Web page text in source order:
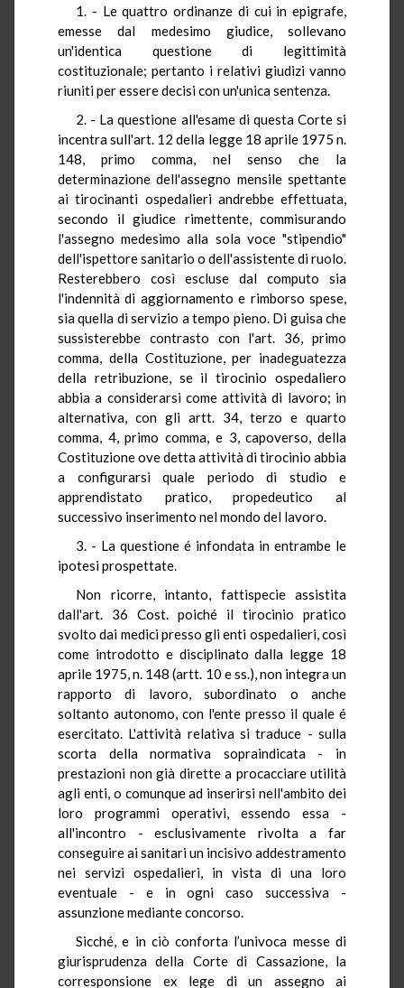
1. - Le quattro ordinanze di cui in epigrafe,
emesse dal medesimo giudice, sollevano
un'identica questione di legittimità
costituzionale; pertanto i relativi giudizi vanno
riuniti per essere decisi con un'unica sentenza.
2. - La questione all'esame di questa Corte si
incentra sull'art. 12 della legge 18 aprile 1975 n.
148, primo comma, nel senso che la
determinazione dell'assegno mensile spettante
ai tirocinanti ospedalieri andrebbe effettuata,
secondo il giudice rimettente, commisurando
l'assegno medesimo alla sola voce "stipendio"
dell'ispettore sanitario o dell'assistente di ruolo.
Resterebbero così escluse dal computo sia
l'indennità di aggiornamento e rimborso spese,
sia quella di servizio a tempo pieno. Di guisa che
sussisterebbe contrasto con l'art. 36, primo
comma, della Costituzione, per inadeguatezza
della retribuzione, se il tirocinio ospedaliero
abbia a considerarsi come attività di lavoro; in
alternativa, con gli artt. 34, terzo e quarto
comma, 4, primo comma, e 3, capoverso, della
Costituzione ove detta attività di tirocinio abbia
a configurarsi quale periodo di studio e
apprendistato pratico, propedeutico al
successivo inserimento nel mondo del lavoro.
3. - La questione é infondata in entrambe le
ipotesi prospettate.
Non ricorre, intanto, fattispecie assistita
dall'art. 36 Cost. poiché il tirocinio pratico
svolto dai medici presso gli enti ospedalieri, così
come introdotto e disciplinato dalla legge 18
aprile 1975, n. 148 (artt. 10 e ss.), non integra un
rapporto di lavoro, subordinato o anche
soltanto autonomo, con l'ente presso il quale é
esercitato. L'attività relativa si traduce - sulla
scorta della normativa sopraindicata - in
prestazioni non già dirette a procacciare utilità
agli enti, o comunque ad inserirsi nell'ambito dei
loro programmi operativi, essendo essa -
all'incontro - esclusivamente rivolta a far
conseguire ai sanitari un incisivo addestramento
nei servizi ospedalieri, in vista di una loro
eventuale - e in ogni caso successiva -
assunzione mediante concorso.
Sicché, e in ciò conforta l’univoca messe di
giurisprudenza della Corte di Cassazione, la
corresponsione ex lege di un assegno ai